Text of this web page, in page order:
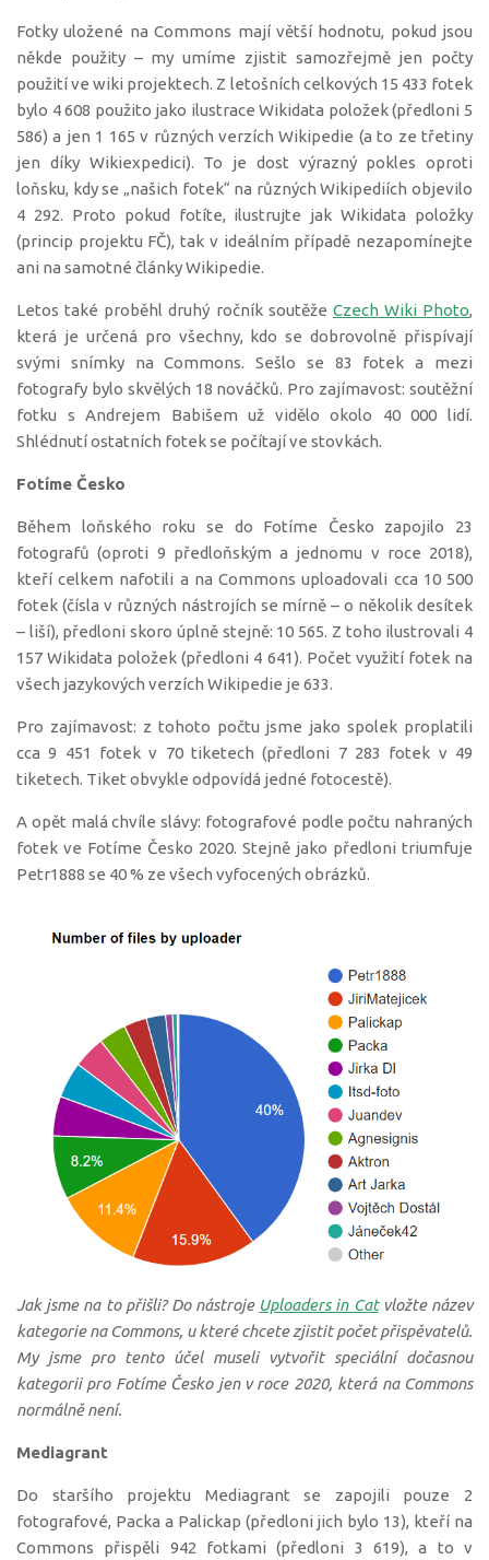
Fotky uložené na Commons mají větší hodnotu, pokud jsou
někde použity – my umíme zjistit samozřejmě jen počty
použití ve wiki projektech. Z letošních celkových 15 433 fotek
bylo 4 608 použito jako ilustrace Wikidata položek (předloni 5
586) a jen 1 165 v různých verzích Wikipedie (a to ze třetiny
jen díky Wikiexpedici). To je dost výrazný pokles oproti
loňsku, kdy se „našich fotek“ na různých Wikipediích objevilo
4 292. Proto pokud fotíte, ilustrujte jak Wikidata položky
(princip projektu FČ), tak v ideálním případě nezapomínejte
ani na samotné články Wikipedie.
Letos také proběhl druhý ročník soutěže Czech Wiki Photo,
která je určená pro všechny, kdo se dobrovolně přispívají
svými snímky na Commons. Sešlo se 83 fotek a mezi
fotografy bylo skvělých 18 nováčků. Pro zajímavost: soutěžní
fotku s Andrejem Babišem už vidělo okolo 40 000 lidí.
Shlédnutí ostatních fotek se počítají ve stovkách.
Fotíme Česko
Během loňského roku se do Fotíme Česko zapojilo 23
fotografů (oproti 9 předloňským a jednomu v roce 2018),
kteří celkem nafotili a na Commons uploadovali cca 10 500
fotek (čísla v různých nástrojích se mírně – o několik desítek
– liší), předloni skoro úplně stejně: 10 565. Z toho ilustrovali 4
157 Wikidata položek (předloni 4 641). Počet využití fotek na
všech jazykových verzích Wikipedie je 633.
Pro zajímavost: z tohoto počtu jsme jako spolek proplatili
cca 9 451 fotek v 70 tiketech (předloni 7 283 fotek v 49
tiketech. Tiket obvykle odpovídá jedné fotocestě).
A opět malá chvíle slávy: fotografové podle počtu nahraných
fotek ve Fotíme Česko 2020. Stejně jako předloni triumfuje
Petr1888 se 40 % ze všech vyfocených obrázků.
Jak jsme na to přišli? Do nástroje Uploaders in Catvložte název
kategorie na Commons, u které chcete zjistit počet přispěvatelů.
My jsme pro tento účel museli vytvořit speciální dočasnou
kategorii pro Fotíme Česko jen v roce 2020, která na Commons
normálně není.
Mediagrant
Do staršího projektu Mediagrant se zapojili pouze 2
fotografové, Packa a Palickap (předloni jich bylo 13), kteří na
Commons přispěli 942 fotkami (předloni 3 619), a to v